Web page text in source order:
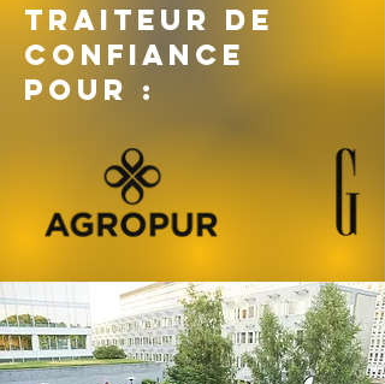
TRAITEUR DE
CONFIANCE
POUR :